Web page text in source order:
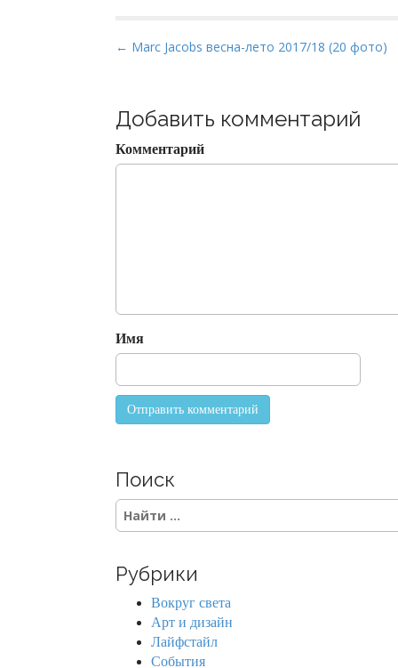
P
t
n
a
n
← Marc Jacobs весна-лето 2017/18 (20 фото)
Добавить комментарий
Комментарий
Имя
Поиск
S
e
c
Рубрики
Вокруг света
Арт и дизайн
Лайфстайл
События